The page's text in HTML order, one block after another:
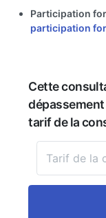
Participation
participation
Cette
tarif de la